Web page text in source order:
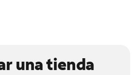
una tienda